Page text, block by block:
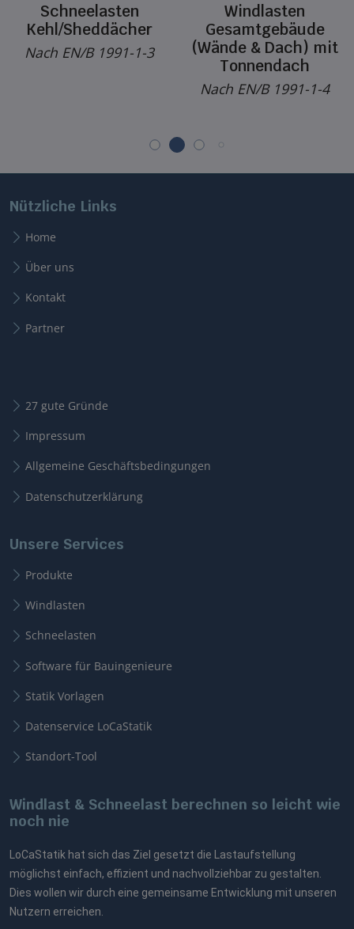
Schneelasten
Kehl/Sheddächer
Nach EN/B 1991-1-3
Windlasten
Gesamtgebäude
(Wände & Dach) mit
Tonnendach
Nach EN/B 1991-1-4
Nützliche Links
Home
Über uns
Kontakt
Partner
27 gute Gründe
Impressum
Allgemeine Geschäftsbedingungen
Datenschutzerklärung
Unsere Services
Produkte
Windlasten
Schneelasten
Software für Bauingenieure
Statik Vorlagen
Datenservice LoCaStatik
Standort-Tool
Windlast & Schneelast berechnen so leicht wie
noch nie
LoCaStatik hat sich das Ziel gesetzt die Lastaufstellung
möglichst einfach, effizient und nachvollziehbar zu gestalten.
Dies wollen wir durch eine gemeinsame Entwicklung mit unseren
Nutzern erreichen.